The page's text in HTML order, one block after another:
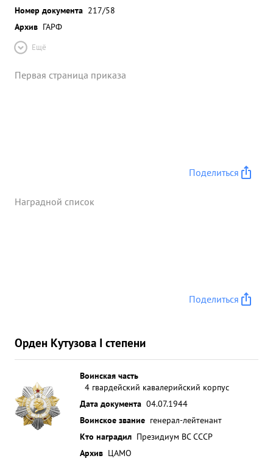
Номер документа 217/58
Архив ГАРФ
Ещё
Первая страница приказа
Поделиться
Наградной список
Поделиться
Орден Кутузова I степени
Воинская часть
4 гвардейский кавалерийский корпус
Дата документа 04.07.1944
Воинское звание генерал-лейтенант
Кто наградил Президиум ВС СССР
Архив ЦАМО